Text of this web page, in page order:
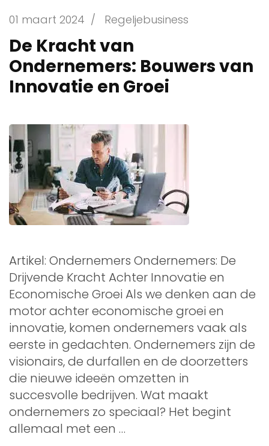
01 maart 2024 / Regeljebusiness
De Kracht van
Ondernemers: Bouwers van
Innovatie en Groei
Artikel: Ondernemers Ondernemers: De
Drijvende Kracht Achter Innovatie en
Economische Groei Als we denken aan de
motor achter economische groei en
innovatie, komen ondernemers vaak als
eerste in gedachten. Ondernemers zijn de
visionairs, de durfallen en de doorzetters
die nieuwe ideeën omzetten in
succesvolle bedrijven. Wat maakt
ondernemers zo speciaal? Het begint
allemaal met een …